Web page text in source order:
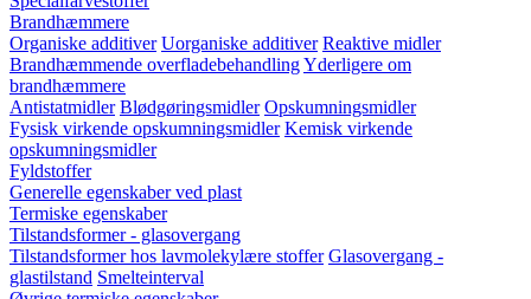
Brandhæmmere
Organiske additiver Uorganiske additiver Reaktive midler
Brandhæmmende overfladebehandlingYderligere om
brandhæmmere
Antistatmidler Blødgøringsmidler Opskumningsmidler
Fysisk virkende opskumningsmidler Kemisk virkende
opskumningsmidler
Fyldstoffer
Generelle egenskaber ved plast
Termiske egenskaber
Tilstandsformer - glasovergang
Tilstandsformer hos lavmolekylære stoffer Glasovergang -
glastilstand Smelteinterval